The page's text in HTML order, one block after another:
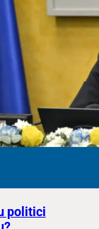
politici